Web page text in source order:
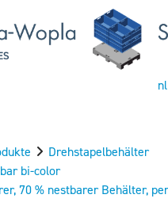
nl
Drehstapelbehälter
bi-color
70 % nestbarer Behälter,